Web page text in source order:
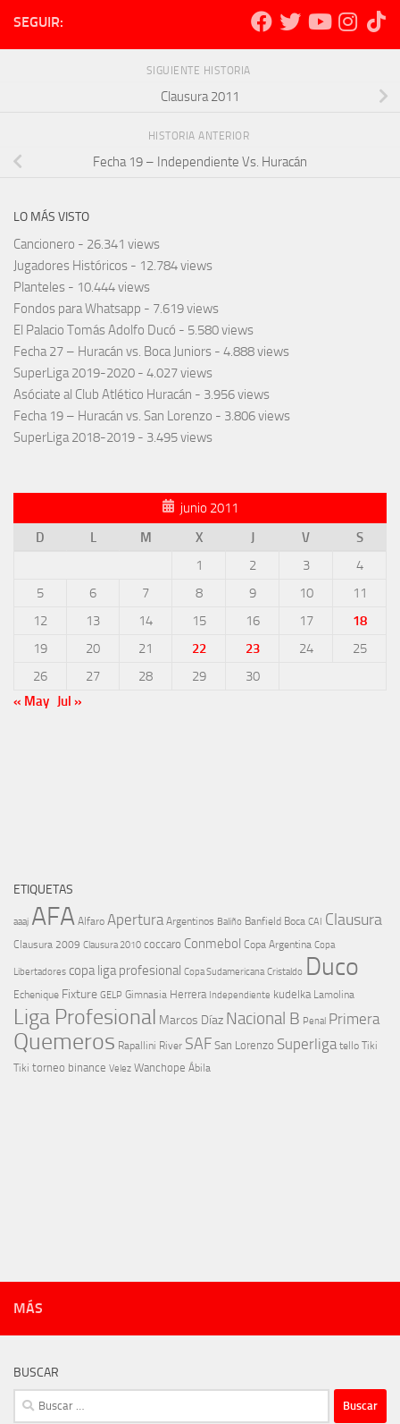
SEGUIR:
SIGUIENTE HISTORIA
Clausura 2011
HISTORIA ANTERIOR
Fecha 19 – Independiente Vs. Huracán
LO MÁS VISTO
Cancionero - 26.341 views
Jugadores Históricos - 12.784 views
Planteles - 10.444 views
Fondos para Whatsapp - 7.619 views
El Palacio Tomás Adolfo Ducó - 5.580 views
Fecha 27 – Huracán vs. Boca Juniors - 4.888 views
SuperLiga 2019-2020 - 4.027 views
Asóciate al Club Atlético Huracán - 3.956 views
Fecha 19 – Huracán vs. San Lorenzo - 3.806 views
SuperLiga 2018-2019 - 3.495 views
junio 2011
D
L M X J V
S
1
2 3
4
5
6 7 8 9 10
11
12
13 14 15 16 17
18
19
20 21 22 23 24
25
26
27 28 29
30
« May Jul »
ETIQUETAS
aaaj AFA Alfaro Apertura Argentinos Baliño Banfield Boca CAI Clausura
Clausura 2009 Clausura 2010 coccaro Conmebol Copa Argentina Copa
Libertadores copa liga profesional Copa Sudamericana Cristaldo Duco
Echenique Fixture GELP Gimnasia Herrera Independiente kudelka Lamolina
Liga Profesional Marcos Díaz Nacional B Penal Primera
Quemeros Rapallini River SAF San Lorenzo Superliga tello Tiki
Tiki torneo binance Velez Wanchope Ábila
MÁS
BUSCAR
Buscar: